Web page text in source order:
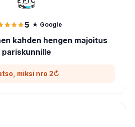
Seelannissa valmistettu,
se leirintäalueella ja pidä autosi
noin kymmenen toimipistettä
lukien Aucklandin, Christchurchin
5 ★ Google
kahden hengen majoitus
pariskunnille
miksi nro 2↻
Google-arvio noin 300 arvostelun